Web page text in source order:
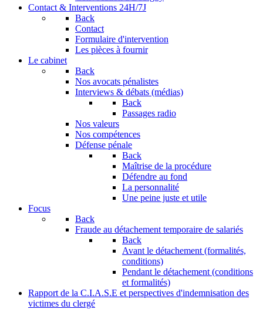
Contact & Interventions 24H/7J
Back
Contact
Formulaire d'intervention
Les pièces à fournir
Le cabinet
Back
Nos avocats pénalistes
Interviews & débats (médias)
Back
Passages radio
Nos valeurs
Nos compétences
Défense pénale
Back
Maîtrise de la procédure
Défendre au fond
La personnalité
Une peine juste et utile
Focus
Back
Fraude au détachement temporaire de salariés
Back
Avant le détachement (formalités,
conditions)
Pendant le détachement (conditions
et formalités)
Rapport de la C.I.A.S.E et perspectives d'indemnisation des
victimes du clergé